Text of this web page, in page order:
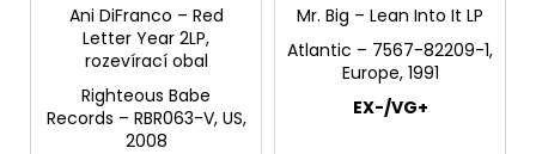
Ani DiFranco – Red
Letter Year 2LP,
rozevírací obal
Righteous Babe
Records – RBR063-V, US,
2008
Mr. Big – Lean Into It LP
Atlantic – 7567-82209-1,
Europe, 1991
EX-/VG+